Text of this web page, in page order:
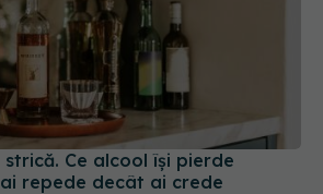
Ce alcool își pierde
repede decât ai crede